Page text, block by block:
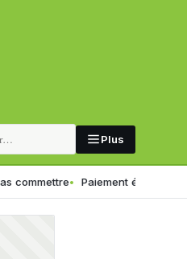
Plus
Paiement électronique en Algérie